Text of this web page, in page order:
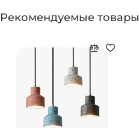
Рекомендуемые товары